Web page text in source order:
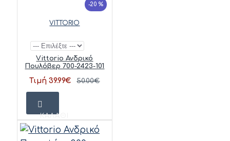
-20 %
VITTORIO
Vittorio Ανδρικό
Πουλόβερ 700-2423-101
Τιμή 39.99€ 50.00€
ΚΑΛΆΘΙ